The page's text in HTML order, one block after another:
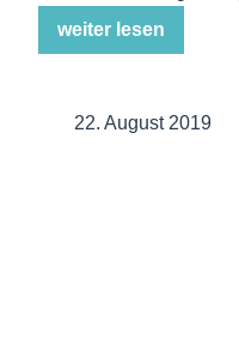
weiter lesen
22. August 2019